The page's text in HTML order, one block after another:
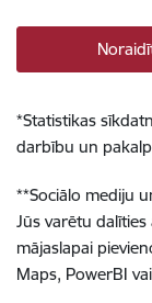
*Statistikas
darbību un
**Sociālo mediju
Jūs varētu
mājaslapai
Maps, PowerBI